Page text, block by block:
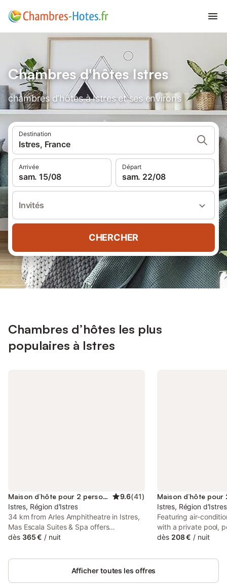
Chambres d'hôtes Istres
chambres d'hôtes à Istres et ses environs
Destination
Istres, France
Arrivée
sam. 15/08
Départ
sam. 22/08
Invités
CHERCHER
Chambres d’hôtes les plus
populaires à Istres
Maison d’hôte pour 2 personnes 9.6(41)
Istres, Région d'Istres
34 km from Arles Amphitheatre in Istres,
Mas Escala Suites & Spa offers
accommodation with access to a sauna,
accommodation features a year-round
outdoor pool, a spa bath and a sauna.
dès 365 € / nuit
Istres, Région d'Istres
Featuring air-
with a private pool,
terrace, La Suite
located in Istres.
dès 208 € / nuit
Afficher toutes les offres